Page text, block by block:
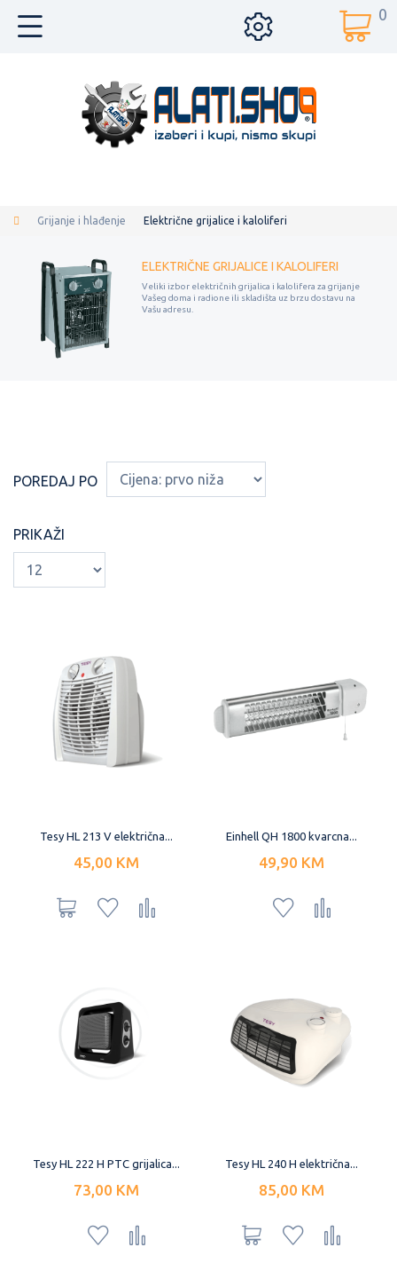
0
Grijanje i hlađenje Električne grijalice i kaloliferi
ELEKTRIČNE GRIJALICE I KALOLIFERI
Veliki izbor električnih grijalica i kalolifera za grijanje
Vašeg doma i radione ili skladišta uz brzu dostavu na
Vašu adresu.
POREDAJ PO
PRIKAŽI
Tesy HL 213 V električna...
45,00 KM
Einhell QH 1800 kvarcna...
49,90 KM
Tesy HL 222 H PTC grijalica...
73,00 KM
Tesy HL 240 H električna...
85,00 KM